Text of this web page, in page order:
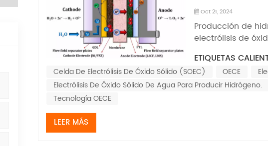
Oct 21, 2024
Producción de
electrólisis de
agua a alta
materiales...
ETIQUETAS
Celda De Electrólisis De Óxido Sólido (SOEC) OECE
Electrólisis De Óxido Sólido De Agua Para Producir Hidrógeno.
Tecnología OECE
LEER MÁS